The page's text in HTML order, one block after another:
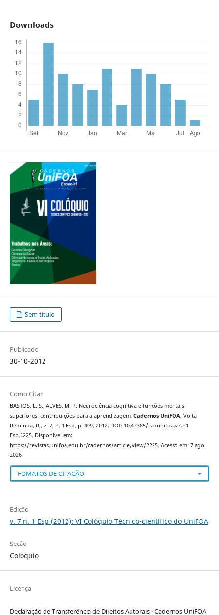
Downloads
Sem título
Publicado
30-10-2012
Como Citar
BASTOS, L. S.; ALVES, M. P. Neurociência cognitiva e funções mentais
superiores: contribuições para a aprendizagem. Cadernos UniFOA, Volta
Redonda, RJ, v. 7, n. 1 Esp, p. 409, 2012. DOI: 10.47385/cadunifoa.v7.n1
Esp.2225. Disponível em:
https://revistas.unifoa.edu.br/cadernos/article/view/2225. Acesso em: 7 ago.
2026.
FOMATOS DE CITAÇÃO
Edição
v. 7 n. 1 Esp (2012): VI Colóquio Técnico-científico do UniFOA
Seção
Colóquio
Licença
Declaração de Transferência de Direitos Autorais - Cadernos UniFOA